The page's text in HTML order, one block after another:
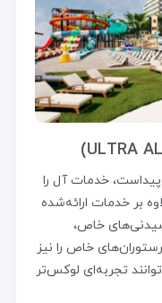
خدمات آل را
بر خدمات ارائه‌شده
خاص،
به رستوران‌های خاص را نیز
تجربه‌ای لوکس‌تر